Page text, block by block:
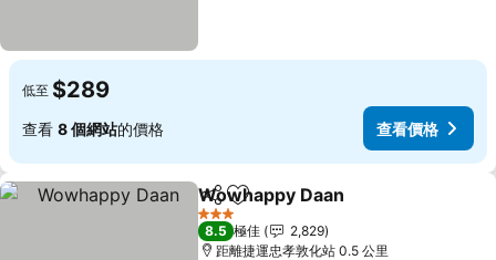
低至 $289
查看 8 個網站的價格 查看價格
分享 放到收藏夾
Wowhappy Daan
3 星級
8.5 極佳
2,829
距離捷運忠孝敦化站 0.5 公里